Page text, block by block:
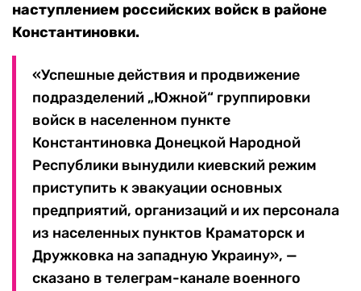
наступлением российских войск в районе
Константиновки.
«Успешные действия и продвижение
подразделений „Южной“ группировки
войск в населенном пункте
Константиновка Донецкой Народной
Республики вынудили киевский режим
приступить к эвакуации основных
предприятий, организаций и их персонала
из населенных пунктов Краматорск и
Дружковка на западную Украину», —
сказано в телеграм-канале военного